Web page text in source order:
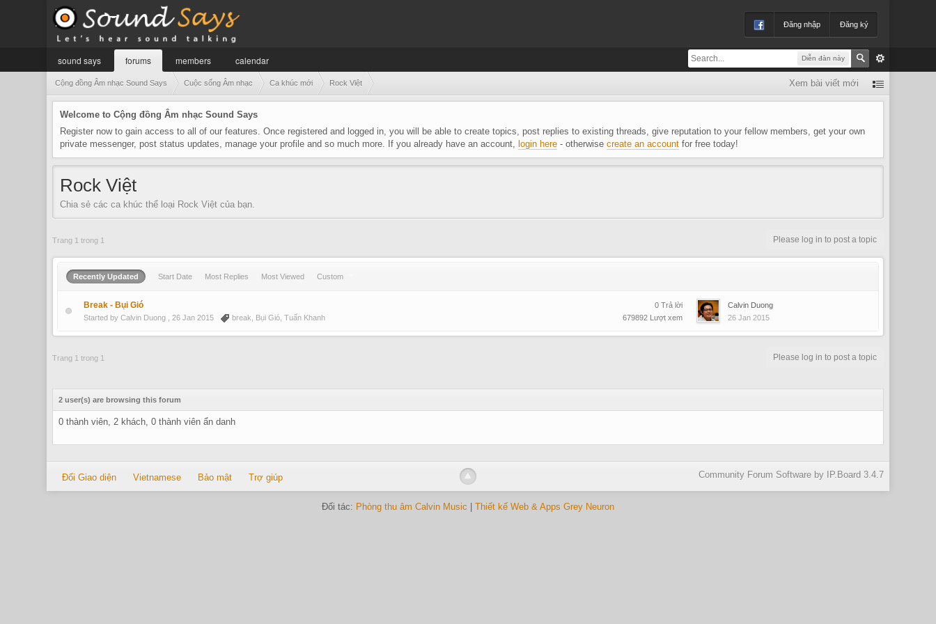
Đăng nhập Đăng ký
Diễn đàn này
sound says forums members calendar
Cộng đồng Âm nhạc Sound Says Cuộc sống Âm nhạc Ca khúc mới Rock Việt Xem bài viết mới
Welcome to Cộng đồng Âm nhạc Sound Says
Register now to gain access to all of our features. Once registered and logged in, you will be able to create topics, post replies to existing threads, give reputation to your fellow members, get your own
private messenger, post status updates, manage your profile and so much more. If you already have an account, login here - otherwisecreate an account for free today!
Rock Việt
Chia sẻ các ca khúc thể loại Rock Việt của bạn.
Trang 1 trong 1 Please log in to post a topic
Recently Updated Start Date Most Replies Most Viewed Custom
Break - Bụi Gió
Started by Calvin Duong , 26 Jan 2015 break Bụi Gió ,Tuấn Khanh
0 Trả lời
679892 Lượt xem
Calvin Duong
26 Jan 2015
Trang 1 trong 1 Please log in to post a topic
2 user(s) are browsing this forum
0 thành viên, 2 khách, 0 thành viên ẩn danh
Community Forum Software by IP.Board 3.4.7
Đổi Giao diện Vietnamese Bảo mật Trợ giúp
Đối tác: Phòng thu âm Calvin Music Thiết kế Web & Apps Grey Neuron